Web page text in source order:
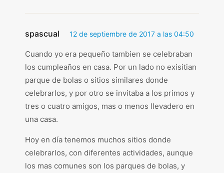
spascual 12 de septiembre de 2017 a las 04:50
Cuando yo era pequeño tambien se celebraban
los cumpleaños en casa. Por un lado no exisitian
parque de bolas o sitios similares donde
celebrarlos, y por otro se invitaba a los primos y
tres o cuatro amigos, mas o menos llevadero en
una casa.
Hoy en día tenemos muchos sitios donde
celebrarlos, con diferentes actividades, aunque
los mas comunes son los parques de bolas, y